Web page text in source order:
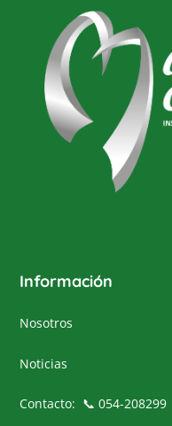
Información
Nosotros
Noticias
Contacto: 📞 054-208299